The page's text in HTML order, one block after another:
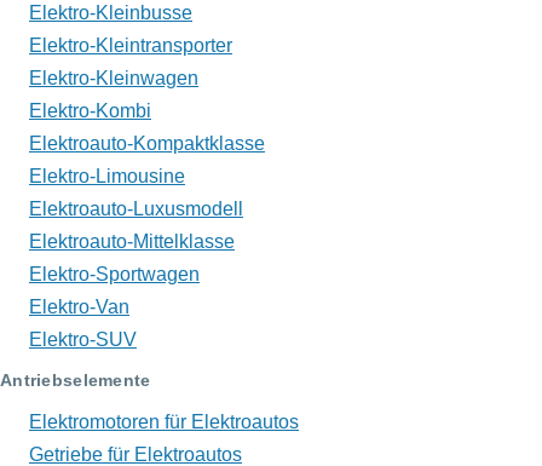
Elektro-Kleinbusse
Elektro-Kleintransporter
Elektro-Kleinwagen
Elektro-Kombi
Elektroauto-Kompaktklasse
Elektro-Limousine
Elektroauto-Luxusmodell
Elektroauto-Mittelklasse
Elektro-Sportwagen
Elektro-Van
Elektro-SUV
Antriebselemente
Elektromotoren für Elektroautos
Getriebe für Elektroautos